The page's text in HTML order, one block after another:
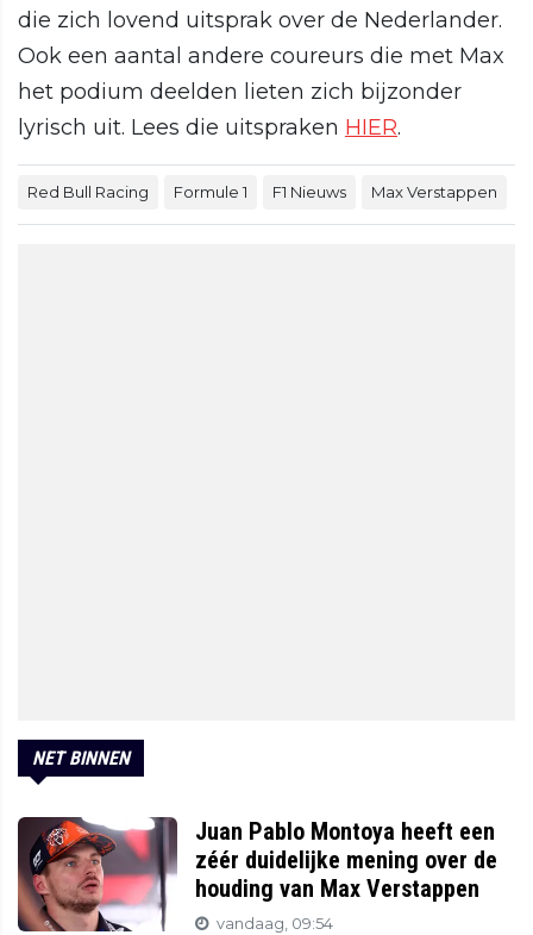
die zich lovend uitsprak over de Nederlander.
Ook een aantal andere coureurs die met Max
het podium deelden lieten zich bijzonder
lyrisch uit. Lees die uitspraken HIER.
Red Bull Racing Formule 1 F1 Nieuws Max Verstappen
NET BINNEN
Juan Pablo Montoya heeft een
zéér duidelijke mening over de
houding van Max Verstappen
vandaag, 09:54